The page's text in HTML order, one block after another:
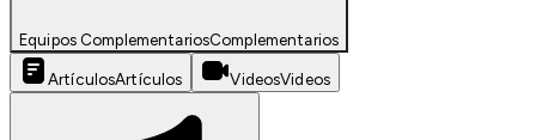
Equipos ComplementariosComplementarios
ArtículosArtículos VideosVideos